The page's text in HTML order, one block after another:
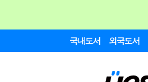
국내도서 외국도서